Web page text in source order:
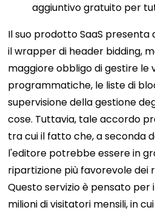
aggiuntivo gratuito per
Il suo prodotto SaaS presenta
il wrapper di header bidding,
maggiore obbligo di gestire le
programmatiche, le liste di
supervisione della gestione
cose. Tuttavia, tale accordo
tra cui il fatto che, a seconda
l'editore potrebbe essere in
ripartizione più favorevole dei
Questo servizio è pensato per
milioni di visitatori mensili, in